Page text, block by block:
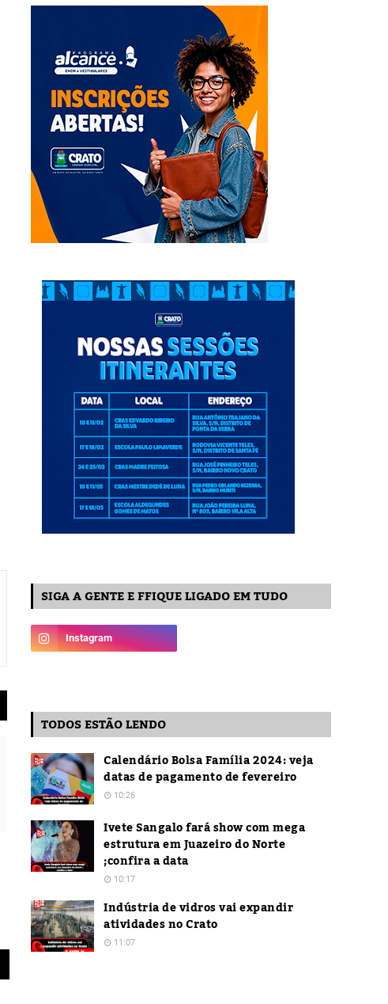
SIGA A GENTE E FFIQUE LIGADO EM TUDO
TODOS ESTÃO LENDO
Calendário Bolsa Família 2024: veja
datas de pagamento de fevereiro
10:26
Ivete Sangalo fará show com mega
estrutura em Juazeiro do Norte
;confira a data
10:17
Indústria de vidros vai expandir
atividades no Crato
11:07